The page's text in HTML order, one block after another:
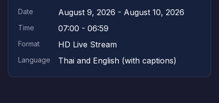
Date August 9, 2026 - August 10, 2026
Time 07:00 - 06:59
Format HD Live Stream
Language Thai and English (with captions)